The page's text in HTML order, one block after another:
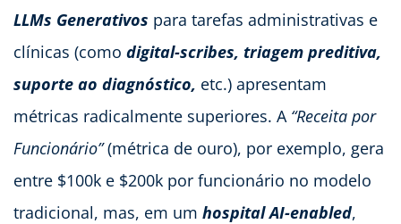
LLMs Generativos para tarefas administrativas e
clínicas (como digital-scribes, triagem preditiva,
suporte ao diagnóstico, etc.) apresentam
métricas radicalmente superiores. A “Receita por
Funcionário”(métrica de ouro), por exemplo, gera
entre $100k e $200k por funcionário no modelo
tradicional, mas, em um hospital AI-enabled,